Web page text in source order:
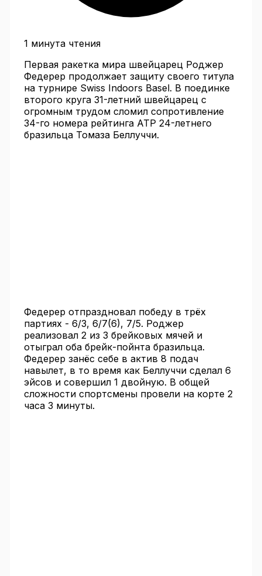
1 минута чтения
Первая ракетка мира швейцарец Роджер
Федерер продолжает защиту своего титула
на турнире Swiss Indoors Basel. В поединке
второго круга 31-летний швейцарец с
огромным трудом сломил сопротивление
34-го номера рейтинга АТР 24-летнего
бразильца Томаза Беллуччи.
Федерер отпраздновал победу в трёх
партиях - 6/3, 6/7(6), 7/5. Роджер
реализовал 2 из 3 брейковых мячей и
отыграл оба брейк-пойнта бразильца.
Федерер занёс себе в актив 8 подач
навылет, в то время как Беллуччи сделал 6
эйсов и совершил 1 двойную. В общей
сложности спортсмены провели на корте 2
часа 3 минуты.